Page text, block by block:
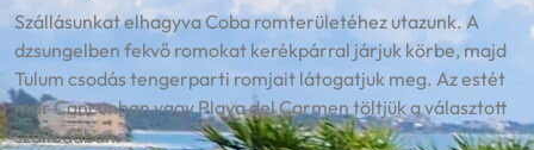
Szállásunkat elhagyva Coba romterületéhez utazunk. A
dzsungelben fekvő romokat kerékpárral járjuk körbe, majd
Tulum csodás tengerparti romjait látogatjuk meg. Az estét
már Cancunban vagy Playa del Carmen töltjük a választott
szállodában.